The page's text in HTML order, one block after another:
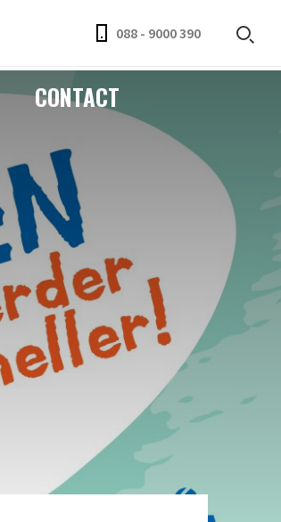
088 - 9000 390
CONTACT